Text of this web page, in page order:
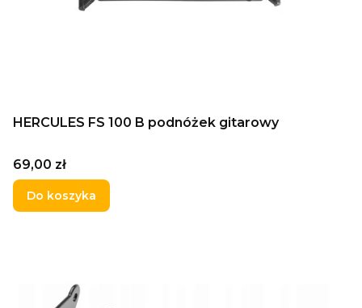
HERCULES FS 100 B podnóżek gitarowy
Cena
69,00 zł
Do koszyka